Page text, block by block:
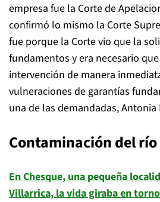
empresa fue la Corte de
confirmó lo mismo la Corte
fue porque la Corte vio que la
fundamentos y era necesario
intervención de manera
vulneraciones de garantías
una de las demandadas, Antonia
Contaminación del río
En Chesque, una pequeña
Villarrica, la vida giraba en